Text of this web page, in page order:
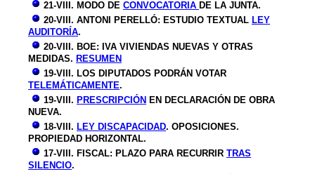
21-VIII. MODO DE CONVOCATORIA DE LA JUNTA.
20-VIII. ANTONI PERELLÓ: ESTUDIO TEXTUAL LEY
AUDITORÍA.
20-VIII. BOE: IVA VIVIENDAS NUEVAS Y OTRAS
MEDIDAS. RESUMEN
19-VIII. LOS DIPUTADOS PODRÁN VOTAR
TELEMÁTICAMENTE.
19-VIII. PRESCRIPCIÓN EN DECLARACIÓN DE OBRA
NUEVA.
18-VIII. LEY DISCAPACIDAD. OPOSICIONES.
PROPIEDAD HORIZONTAL.
17-VIII. FISCAL: PLAZO PARA RECURRIR TRAS
SILENCIO.